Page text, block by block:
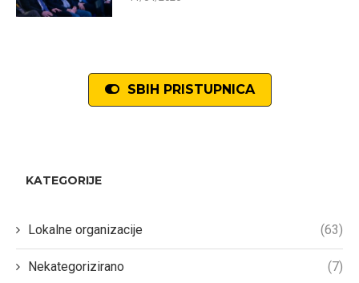
SBIH PRISTUPNICA
KATEGORIJE
Lokalne organizacije (63)
Nekategorizirano (7)